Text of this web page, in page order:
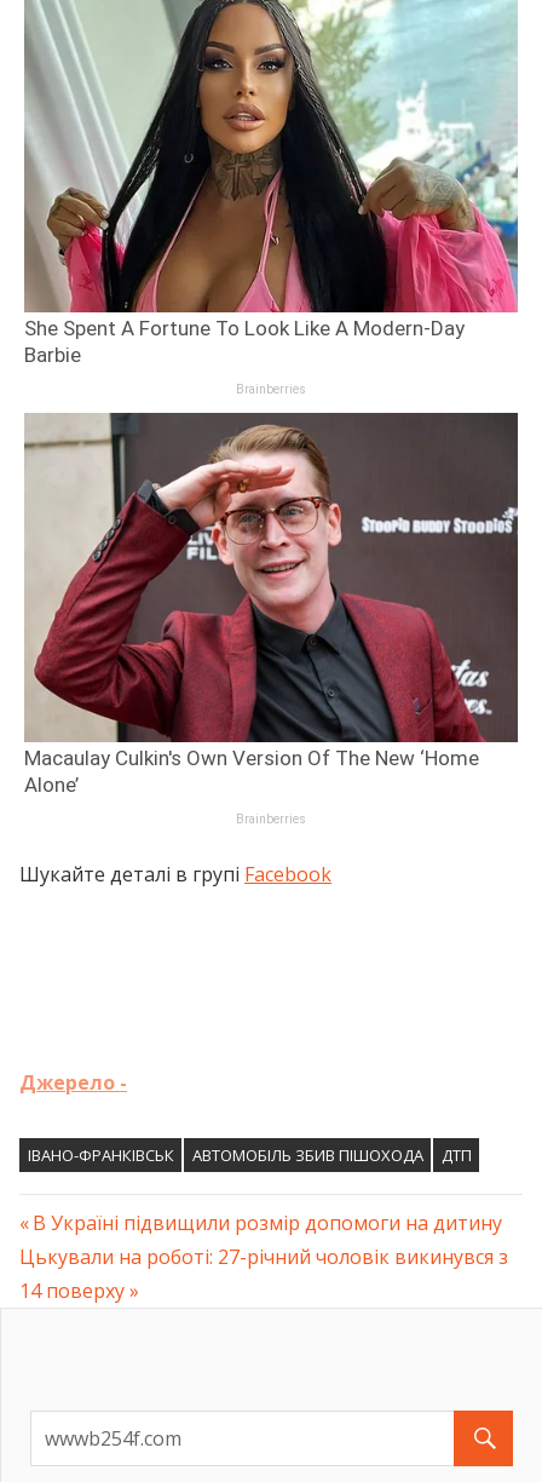
Шукайте деталі в групі Facebook
Джерело -
ІВАНО-ФРАНКІВСЬК АВТОМОБІЛЬ ЗБИВ ПІШОХОДА ДТП
Навігація
записів
Previous
Post:
В Україні підвищили розмір допомоги на дитину
Next
Post:
Цькували на роботі: 27-річний чоловік викинувся з
14 поверху